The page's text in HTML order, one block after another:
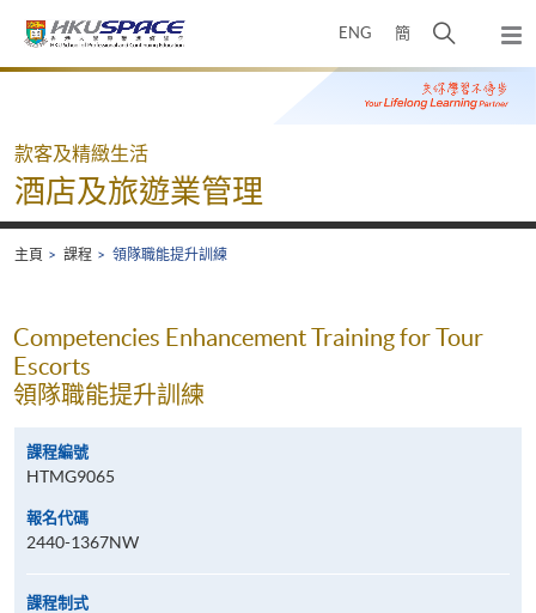
ENG 簡
開
搜
尋
彈
出
主
Main
款客及精緻生活
酒店及旅遊業管理
主頁 課程 領隊職能提升訓練
Competencies Enhancement Training for Tour
Escorts
領隊職能提升訓練
課程編號
HTMG9065
報名代碼
2440-1367NW
課程制式